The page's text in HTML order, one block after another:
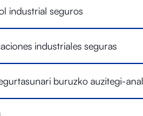
industrial seguros
industriales seguras
buruzko auzitegi-